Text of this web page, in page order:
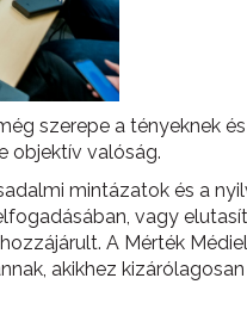
szerepe a tényeknek
objektív valóság.
mintázatok és a
vagy
A Mérték
akikhez